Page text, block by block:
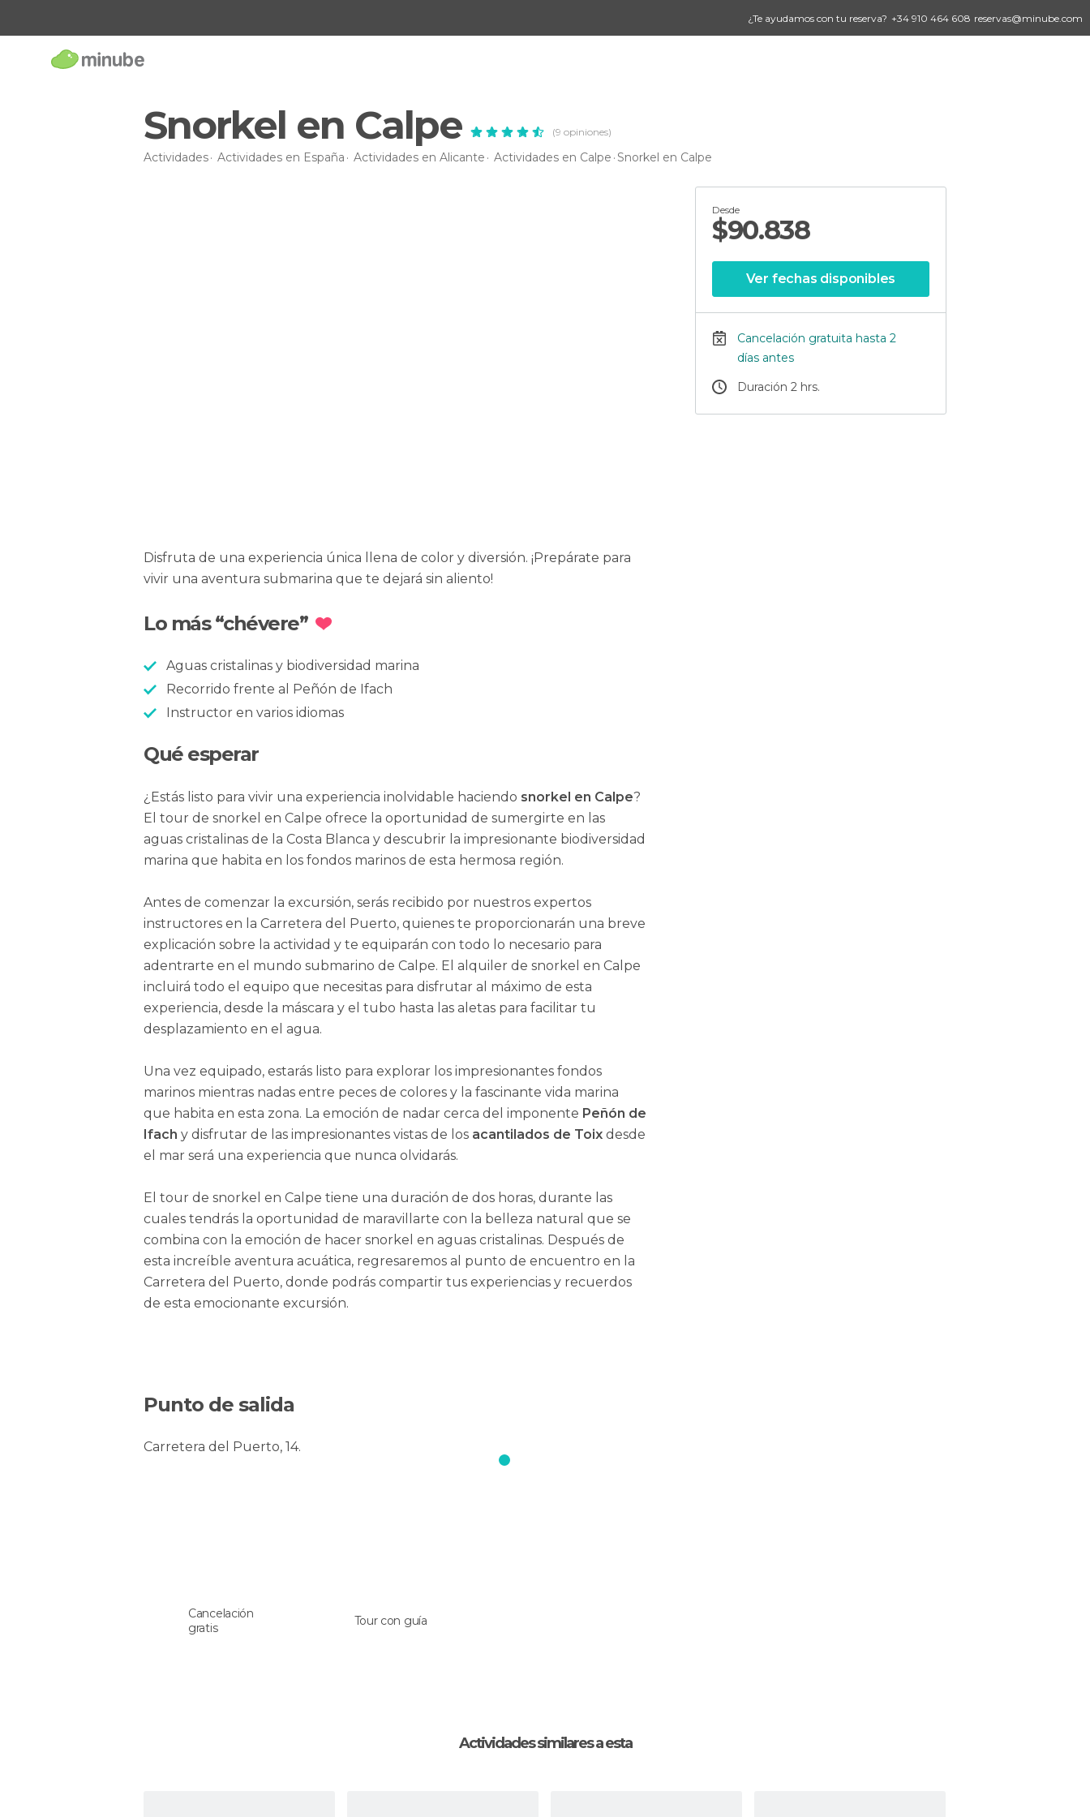
¿Te ayudamos con tu reserva? +34 910 464 608 reservas@minube.com
Snorkel en Calpe (9 opiniones)
Actividades Actividades en España Actividades en Alicante Actividades en Calpe Snorkel en Calpe
Desde
$90.838
Ver fechas disponibles
Cancelación gratuita hasta 2
días antes
Duración 2 hrs.
Disfruta de una experiencia única llena de color y diversión. ¡Prepárate para
vivir una aventura submarina que te dejará sin aliento!
Lo más “chévere”
Aguas cristalinas y biodiversidad marina
Recorrido frente al Peñón de Ifach
Instructor en varios idiomas
Qué esperar
¿Estás listo para vivir una experiencia inolvidable haciendo snorkel en Calpe?
El tour de snorkel en Calpe ofrece la oportunidad de sumergirte en las
aguas cristalinas de la Costa Blanca y descubrir la impresionante biodiversidad
marina que habita en los fondos marinos de esta hermosa región.
Antes de comenzar la excursión, serás recibido por nuestros expertos
instructores en la Carretera del Puerto, quienes te proporcionarán una breve
explicación sobre la actividad y te equiparán con todo lo necesario para
adentrarte en el mundo submarino de Calpe. El alquiler de snorkel en Calpe
incluirá todo el equipo que necesitas para disfrutar al máximo de esta
experiencia, desde la máscara y el tubo hasta las aletas para facilitar tu
desplazamiento en el agua.
Una vez equipado, estarás listo para explorar los impresionantes fondos
marinos mientras nadas entre peces de colores y la fascinante vida marina
que habita en esta zona. La emoción de nadar cerca del imponente Peñón de
Ifach y disfrutar de las impresionantes vistas de los acantilados de Toix desde
el mar será una experiencia que nunca olvidarás.
El tour de snorkel en Calpe tiene una duración de dos horas, durante las
cuales tendrás la oportunidad de maravillarte con la belleza natural que se
combina con la emoción de hacer snorkel en aguas cristalinas. Después de
esta increíble aventura acuática, regresaremos al punto de encuentro en la
Carretera del Puerto, donde podrás compartir tus experiencias y recuerdos
de esta emocionante excursión.
Punto de salida
Carretera del Puerto, 14.
Cancelación
gratis
Tour con guía
Actividades similares a esta